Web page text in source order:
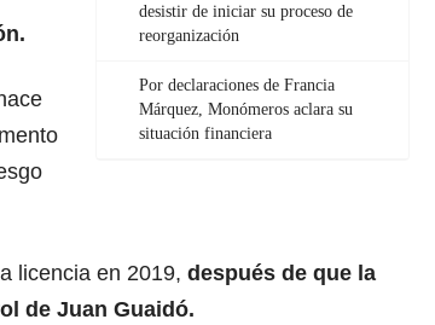
desistir de iniciar su proceso de
reorganización
Por declaraciones de Francia
Márquez, Monómeros aclara su
situación financiera
licencia en 2019, después de que la
de Juan Guaidó.